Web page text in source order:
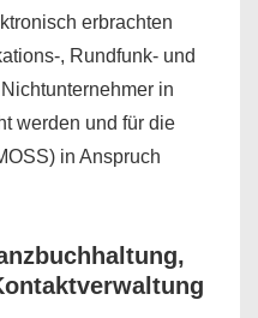
erbrachten
, Rundfunk- und
in
werden und für die
in Anspruch